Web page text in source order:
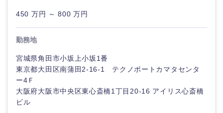
450 万円 ～ 800 万円
勤務地
宮城県角田市小坂上小坂1番
東京都大田区南蒲田2-16-1 テクノポートカマタセンタ
ー4Ｆ
大阪府大阪市中央区東心斎橋1丁目20-16 アイリス心斎橋
ビル